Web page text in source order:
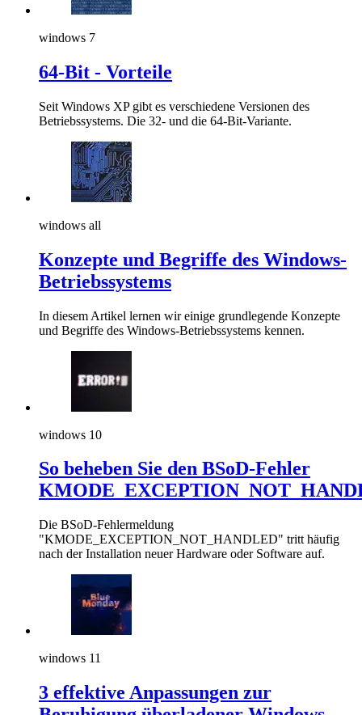
windows 7
64-Bit - Vorteile
Seit Windows XP gibt es verschiedene Versionen des
Betriebssystems. Die 32- und die 64-Bit-Variante.
windows all
Konzepte und Begriffe des Windows-
Betriebssystems
In diesem Artikel lernen wir einige grundlegende Konzepte
und Begriffe des Windows-Betriebssystems kennen.
windows 10
So beheben Sie den BSoD-Fehler
Die BSoD-Fehlermeldung
"KMODE_EXCEPTION_NOT_HANDLED" tritt häufig
nach der Installation neuer Hardware oder Software auf.
windows 11
3 effektive Anpassungen zur